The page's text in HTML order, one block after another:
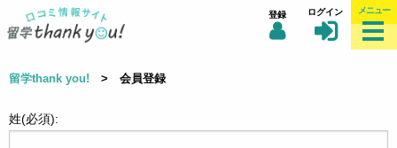
登録 ログイン メニュー
留学thank you! > 会員登録
姓(必須):